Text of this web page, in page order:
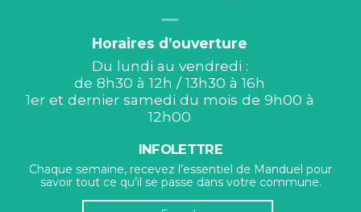
Horaires d’ouverture
Du lundi au vendredi :
de 8h30 à 12h / 13h30 à 16h
1er et dernier samedi du mois de 9h00 à
12h00
INFOLETTRE
Chaque semaine, recevez l’essentiel de Manduel pour
savoir tout ce qu’il se passe dans votre commune.